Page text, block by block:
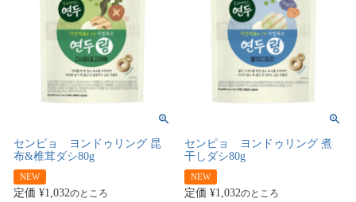
センピョ ヨンドゥリング 昆
布&椎茸ダシ80g
NEW
定価 ¥1,032のところ
センピョ ヨンドゥリング 煮
干しダシ80g
NEW
定価 ¥1,032のところ